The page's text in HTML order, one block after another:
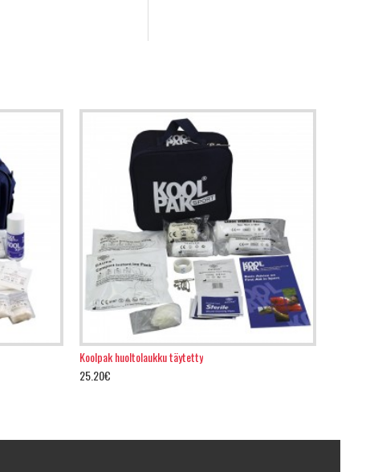
Koolpak huoltolaukku täytetty
25.20€